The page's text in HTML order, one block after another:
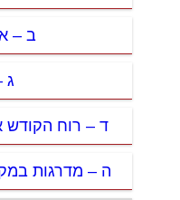
ב –
ג
ד – רוח
ה – מדרגות